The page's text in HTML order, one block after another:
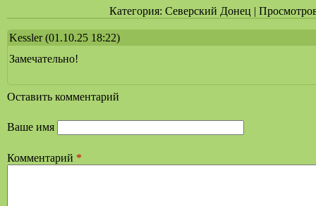
Категория: Северский Донец |
Kessler(01.10.25 18:22)
Замечательно!
Оставить комментарий
Ваше имя
Комментарий *